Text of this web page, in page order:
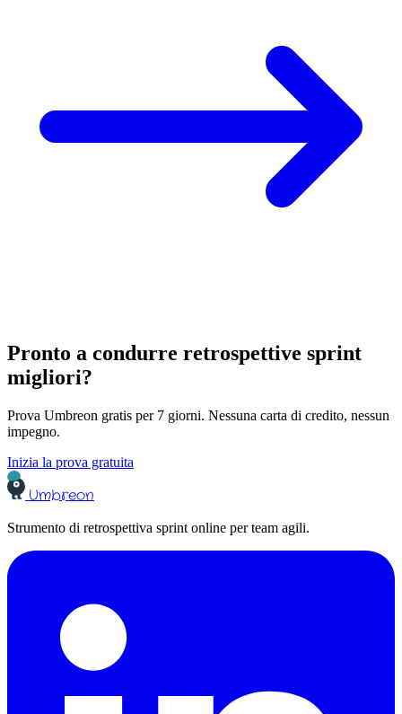
Pronto a condurre retrospettive sprint
migliori?
Prova Umbreon gratis per 7 giorni. Nessuna carta di credito, nessun
impegno.
Inizia la prova gratuita
Umbreon
Strumento di retrospettiva sprint online per team agili.